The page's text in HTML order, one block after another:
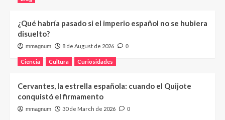
¿Qué habría pasado si el imperio español no se hubiera
disuelto?
mmagnum 8 de August de 2026 0
Ciencia Cultura Curiosidades
Cervantes, la estrella española: cuando el Quijote
conquistó el firmamento
mmagnum 30 de March de 2026 0